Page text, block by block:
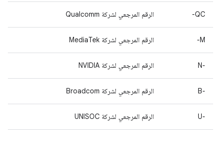
QC- الرقم المرجعي لشركة Qualcomm
M- الرقم المرجعي لشركة MediaTek
‫N-‎ الرقم المرجعي لشركة NVIDIA
B-‎ الرقم المرجعي لشركة Broadcom
U-‎ الرقم المرجعي لشركة UNISOC